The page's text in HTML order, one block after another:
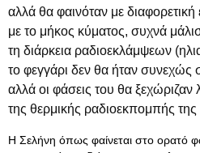
αλλά θα φαινόταν με
με το μήκος κύματος, συχνά
τη διάρκεια ραδιοεκλάμψεων
το φεγγάρι δεν θα ήταν
αλλά οι φάσεις του θα ξεχώριζαν
της θερμικής ραδιοεκπομπής της
Η Σελήνη όπως φαίνεται στο ορατό